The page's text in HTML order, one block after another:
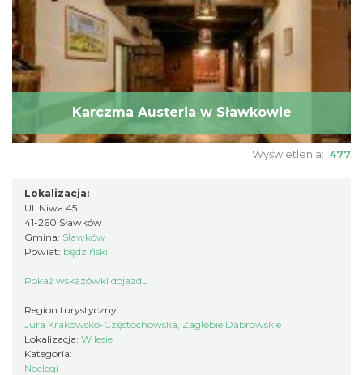
Karczma Austeria w Sławkowie
Wyświetlenia: 477
Lokalizacja:
Ul. Niwa 45
41-260 Sławków
Gmina: Sławków
Powiat: będziński
Pokaż wskazówki dojazdu
Region turystyczny:
Jura Krakowsko-Częstochowska, Zagłębie Dąbrowskie
Lokalizacja: W lesie
Kategoria:
Noclegi